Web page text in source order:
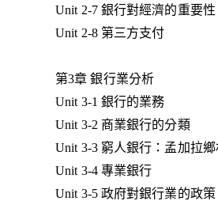
Unit 2-7 銀行對經濟的重要性
Unit 2-8 第三方支付
第3章 銀行業分析
Unit 3-1 銀行的業務
Unit 3-2 商業銀行的分類
Unit 3-3 窮人銀行：孟加拉
Unit 3-4 專業銀行
Unit 3-5 政府對銀行業的政策